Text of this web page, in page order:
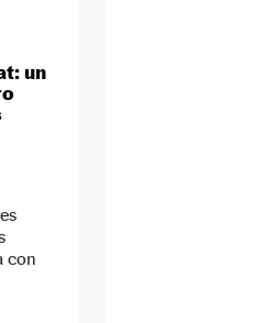
un
con